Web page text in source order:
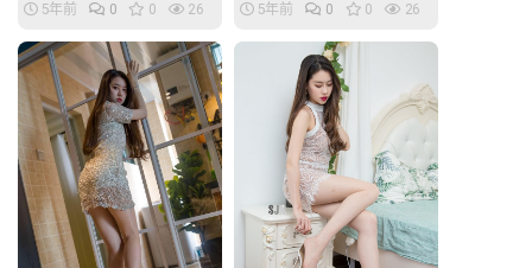
5年前 0 0 26 5年前 0 0 26